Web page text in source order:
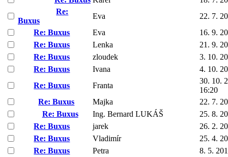
Re:
Buxus
Eva
22. 7.
Re: Buxus
Eva
16. 9.
Re: Buxus
Lenka
21. 9.
Re: Buxus
zloudek
3. 10.
Re: Buxus
Ivana
4. 10.
Re: Buxus
Franta
30. 10.
16:20
Re: Buxus
Majka
22. 7.
Re: Buxus
Ing. Bernard LUKÁŠ
25. 8.
Re: Buxus
jarek
26. 2.
Re: Buxus
Vladimír
25. 4.
Re: Buxus
Petra
8. 5.